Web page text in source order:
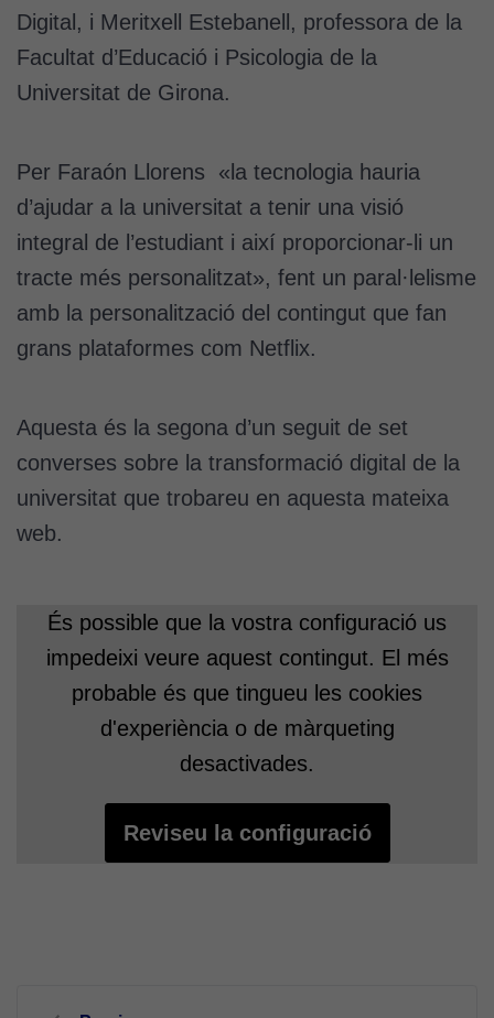
Digital, i Meritxell Estebanell, professora de la
Facultat d’Educació i Psicologia de la
Universitat de Girona.
Per Faraón Llorens «la tecnologia hauria
d’ajudar a la universitat a tenir una visió
integral de l’estudiant i així proporcionar-li un
tracte més personalitzat», fent un paral·lelisme
amb la personalització del contingut que fan
grans plataformes com Netflix.
Aquesta és la segona d’un seguit de set
converses sobre la transformació digital de la
universitat que trobareu en aquesta mateixa
web.
És possible que la vostra configuració us
impedeixi veure aquest contingut. El més
probable és que tingueu les cookies
d'experiència o de màrqueting
desactivades.
Reviseu la configuració